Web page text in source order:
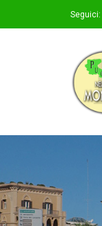
Seguici: